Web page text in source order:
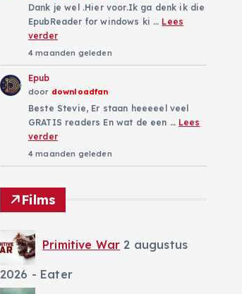
Dank je wel .Hier voor.Ik ga denk ik die
EpubReader for windows ki … Lees
verder
4 maanden geleden
Epub
door downloadfan
Beste Stevie, Er staan heeeeel veel
GRATIS readers En wat de een … Lees
verder
4 maanden geleden
Films
Primitive War 2 augustus
2026 - Eater